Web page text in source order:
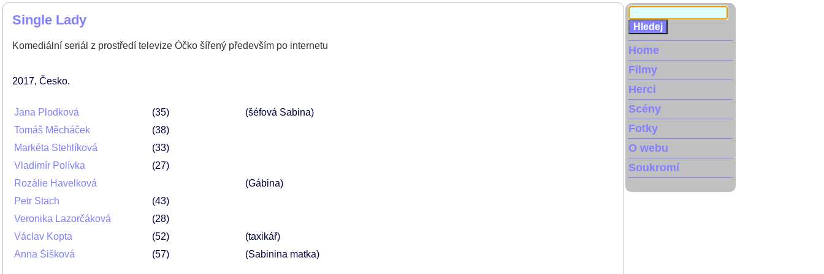
Single Lady
Komediální seriál z prostředí televize Óčko šířený především po internetu
2017 Česko
Jana Plodková 35
(šéfová Sabina)
Tomáš Měcháček
38
Markéta Stehlíková
33
Vladimír Polívka
27
Rozálie Havelková
(Gábina)
Petr Stach
43
Veronika Lazorčáková
28
Václav Kopta
52
(taxikář)
Anna Šišková
57 (Sabinina matka)
Home
Filmy
Herci
Scény
Fotky
O webu
Soukromí